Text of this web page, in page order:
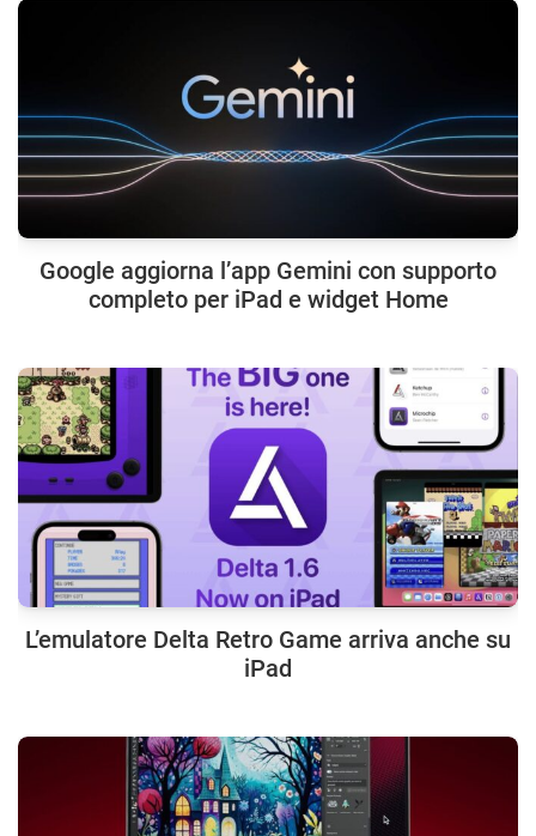
Google aggiorna l’app Gemini con supporto
completo per iPad e widget Home
L’emulatore Delta Retro Game arriva anche su
iPad